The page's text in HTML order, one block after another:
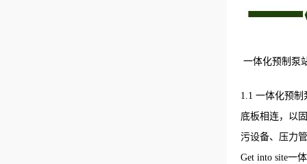
一体化预制泵
1.1 一体化预制
底板相连，以
污设备、压力
Get into site一